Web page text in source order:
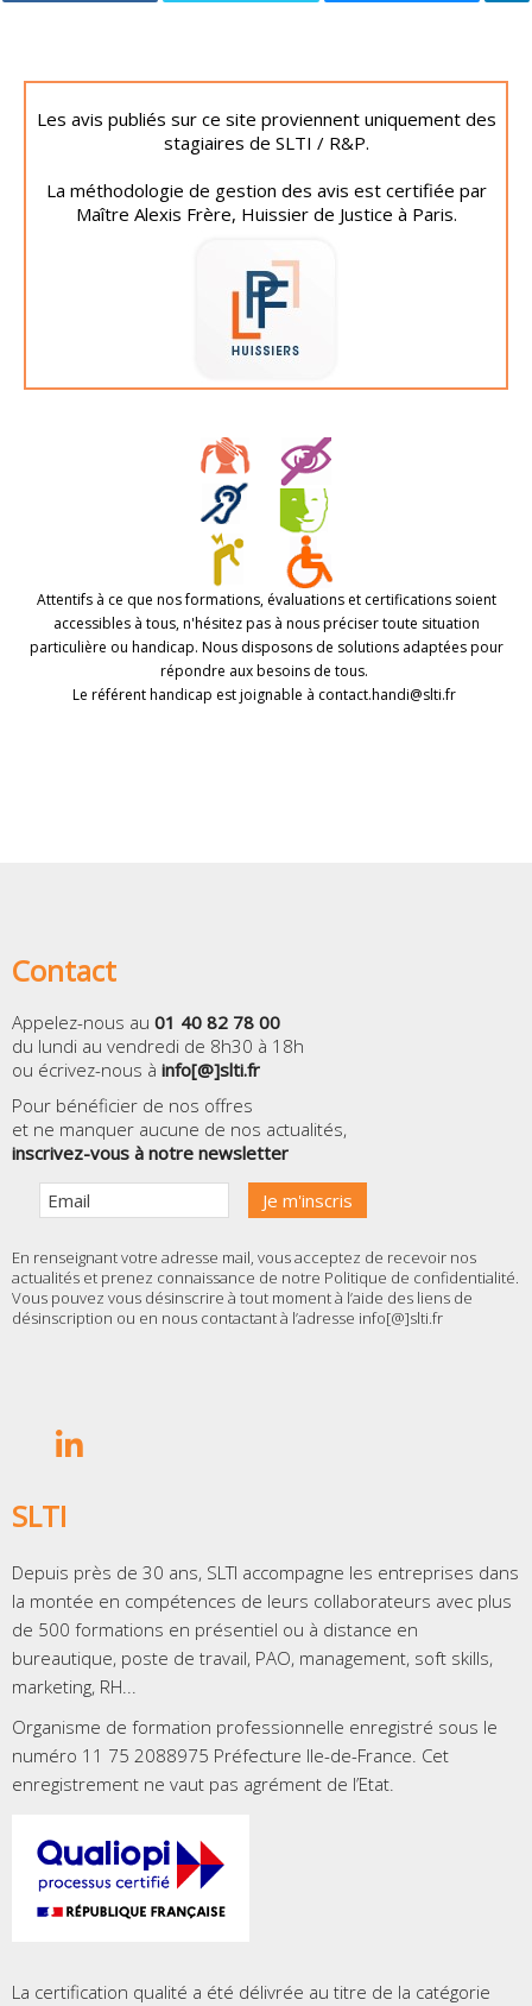
Les avis publiés sur ce site proviennent uniquement des
stagiaires de SLTI / R&P.
La méthodologie de gestion des avis est certifiée par
Maître Alexis Frère, Huissier de Justice à Paris.
Attentifs à ce que nos formations, évaluations et certifications soient
accessibles à tous, n'hésitez pas à nous préciser toute situation
particulière ou handicap. Nous disposons de solutions adaptées pour
répondre aux besoins de tous.
Le référent handicap est joignable à contact.handi@slti.fr
Contact
Appelez-nous au 01 40 82 78 00
du lundi au vendredi de 8h30 à 18h
ou écrivez-nous à info[@]slti.fr
Pour bénéficier de nos offres
et ne manquer aucune de nos actualités,
inscrivez-vous à notre newsletter
En renseignant votre adresse mail, vous acceptez de recevoir nos
actualités et prenez connaissance de notre Politique de confidentialité.
Vous pouvez vous désinscrire à tout moment à l’aide des liens de
désinscription ou en nous contactant à l’adresse info[@]slti.fr
SLTI
Depuis près de 30 ans, SLTI accompagne les entreprises dans
la montée en compétences de leurs collaborateurs avec plus
de 500 formations en présentiel ou à distance en
bureautique, poste de travail, PAO, management, soft skills,
marketing, RH...
Organisme de formation professionnelle enregistré sous le
numéro 11 75 2088975 Préfecture Ile-de-France. Cet
enregistrement ne vaut pas agrément de l’Etat.
La certification qualité a été délivrée au titre de la catégorie